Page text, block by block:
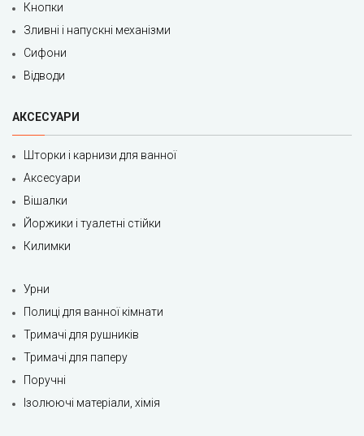
Кнопки
Зливні і напускні механізми
Сифони
Відводи
АКСЕСУАРИ
Шторки і карнизи для ванної
Аксесуари
Вішалки
Йоржики і туалетні стійки
Килимки
Урни
Полиці для ванної кімнати
Тримачі для рушників
Тримачі для паперу
Поручні
Ізолюючі матеріали, хімія